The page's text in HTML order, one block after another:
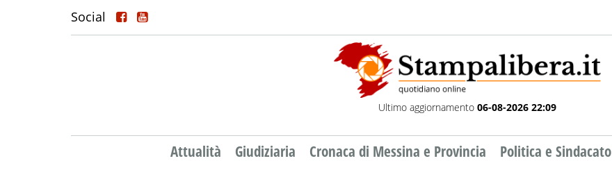
Social
Ultimo aggiornamento 06-08-2026 22:09
Attualità Giudiziaria Cronaca di Messina e Provincia Politica e Sindacato